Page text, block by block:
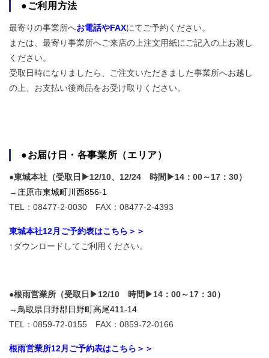
●ご利用方法
最寄りの事業所へお電話やFAXにてご予約ください。
または、最寄り事業所へご来店の上注文用紙にご記入の上お渡し
ください。
受取日時になりましたら、ご注文いただきました事業所へお越し
の上、お支払い後商品をお受け取りください。
●お届け日・各事業所（エリア）
●東城本社 （受取日▶12/10、12/24 時間▶14：00～17：30）
→ 庄原市東城町川西856-1
TEL：08477-2-0030 FAX：08477-2-4393
東城本社12月ご予約表はこちら＞＞
↑ダウンロードしてご利用ください。
●根雨営業所（受取日▶12/10 時間▶14：00～17：30）
→ 鳥取県日野郡日野町高尾411-14
TEL：0859-72-0155 FAX：0859-72-0166
根雨営業所12月ご予約表はこちら＞＞